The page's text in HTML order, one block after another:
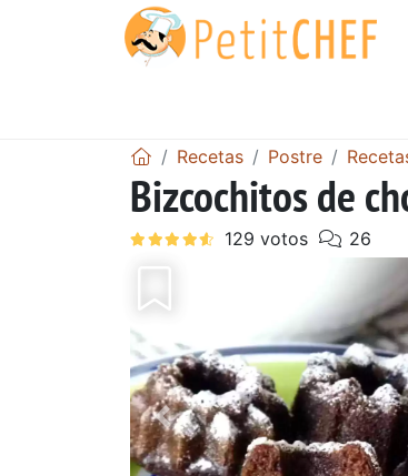
Recetas Postre
Bizcochitos de
Anterior